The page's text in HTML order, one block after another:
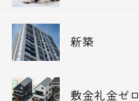
新築
敷金礼金ゼロ